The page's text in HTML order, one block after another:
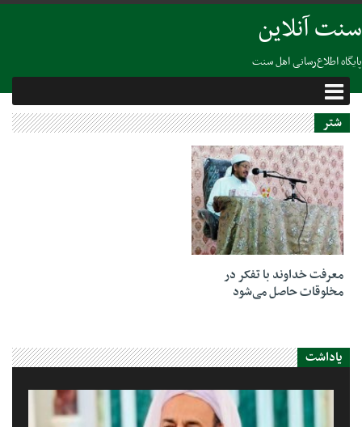
سنت آنلاین
پایگاه اطلاع‌رسانی اهل سنت
شتر
13 نوامبر 2018
معرفت خداوند با تفکر در
مخلوقات حاصل می‌شود
یاداشت